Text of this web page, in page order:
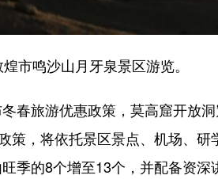
鸣沙山月牙泉景区游览。
旅游优惠政策，莫高窟开放洞
策，将依托景区景点、机场、
季的8个增至13个，并配备资